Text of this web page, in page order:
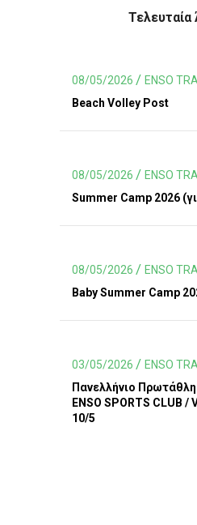
Τελευταία
08/05/2026
ENSO
Beach Volley Post
08/05/2026
ENSO
Summer Camp 2026
08/05/2026
ENSO
Baby Summer Camp
03/05/2026
ENSO
Πανελλήνιο
ENSO SPORTS CLUB
10/5